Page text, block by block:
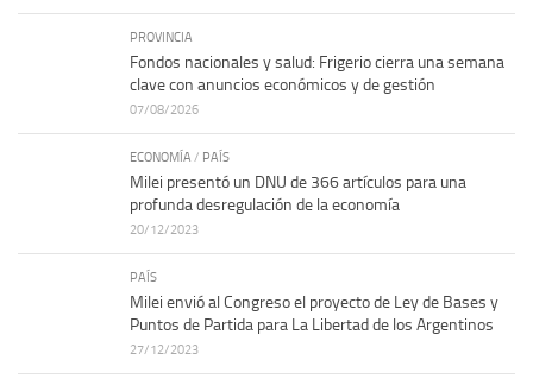
PROVINCIA
Fondos nacionales y salud: Frigerio cierra una semana
clave con anuncios económicos y de gestión
07/08/2026
ECONOMÍA / PAÍS
Milei presentó un DNU de 366 artículos para una
profunda desregulación de la economía
20/12/2023
PAÍS
Milei envió al Congreso el proyecto de Ley de Bases y
Puntos de Partida para La Libertad de los Argentinos
27/12/2023